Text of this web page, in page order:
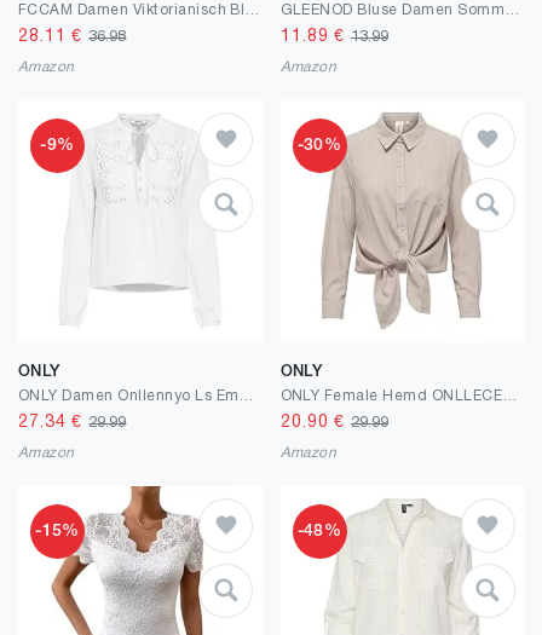
28.11 €36.98
Amazon
11.89 € 13.99
Amazon
-9%
ONLY
27.34 €29.99
Amazon
-30%
ONLY
20.90 € 29.99
Amazon
-15% -48%